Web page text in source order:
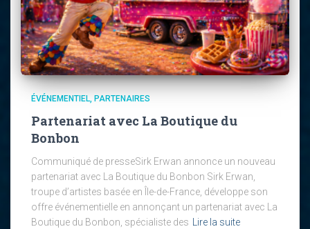
ÉVÉNEMENTIEL PARTENAIRES
Partenariat avec La Boutique du
Bonbon
Communiqué de presseSirk Erwan annonce un nouveau
partenariat avec La Boutique du Bonbon Sirk Erwan,
troupe d’artistes basée en Île-de-France, développe son
offre événementielle en annonçant un partenariat avec La
Boutique du Bonbon, spécialiste des Lire la suite